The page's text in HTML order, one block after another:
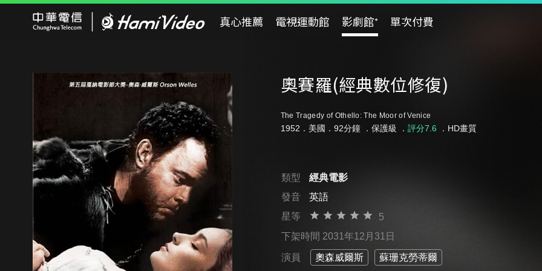
真心推薦 電視運動館 影劇館⁺ 單次付費
奧賽羅(經典數位修復)
The Tragedy of Othello: The Moor of Venice
1952．美國．92分鐘 ． 保護級 ． 評分7.6 ．HD畫質
類型
經典電影
發音
英語
星等
5
下架時間 2031年12月31日
演員 奧森威爾斯 蘇珊克勞蒂爾